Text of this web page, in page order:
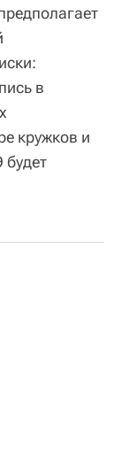
в
кружков и
будет